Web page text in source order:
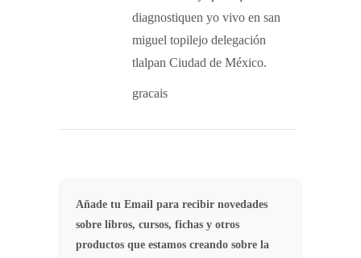
diagnostiquen yo vivo en san
miguel topilejo delegación
tlalpan Ciudad de México.
gracais
Añade tu Email para recibir novedades
sobre libros, cursos, fichas y otros
productos que estamos creando sobre la